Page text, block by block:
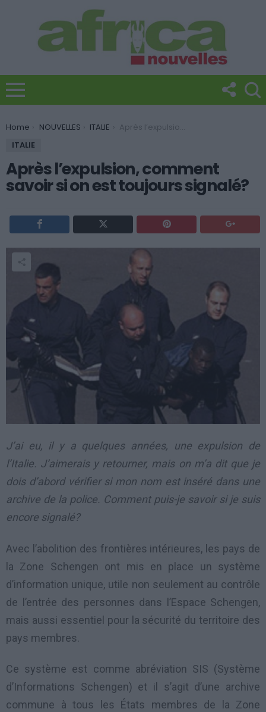
You are here:
Home NOUVELLES ITALIE
Après l’expulsion, comment savoir si on est toujours signalé?
ITALIE
Après l’expulsion, comment
savoir si on est toujours signalé?
J’ai eu, il y a quelques années, une expulsion de
l’Italie. J’aimerais y retourner, mais on m’a dit que je
dois d’abord vérifier si mon nom est inséré dans une
archive de la police. Comment puis-je savoir si je suis
encore signalé?
Avec l’abolition des frontières intérieures, les pays de
la Zone Schengen ont mis en place un système
d’information unique, utile non seulement au contrôle
de l’entrée des personnes dans l’Espace Schengen,
mais aussi essentiel pour la sécurité du territoire des
pays membres.
Ce système est comme abréviation SIS (Système
d’Informations Schengen) et il s’agit d’une archive
commune à tous les États membres de la Zone